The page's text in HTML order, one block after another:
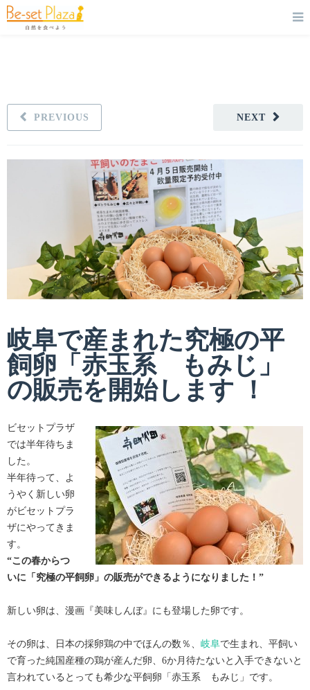
NEXT
PREVIOUS
岐阜で産まれた究極の平
飼卵「赤玉系 もみじ」
の販売を開始します ！
ビセットプラザ
では半年待ちま
した。
半年待って、よ
うやく新しい卵
がビセットプラ
ザにやってきま
す。
“この春からつ
いに「究極の平飼卵」の販売ができるようになり ました！”
新しい卵は、漫画『美味しんぼ』にも登場した卵です。
その卵は、日本の採卵鶏の中でほんの数％、 岐阜で生まれ、平飼い
で育った純国産種の鶏が産んだ卵、6か月待たないと入手できないと
言われているとっても希少な平飼卵「赤玉系 もみじ」です。